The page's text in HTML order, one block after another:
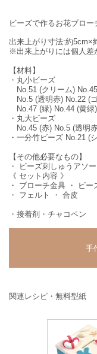
ビーズで作るお花ブロー
出来上がり寸法:約5cm×
※出来上がりには個人差
【材料】
・丸小ビーズ
No.51 (クリーム)
No.5 (透明赤) No.22 (
No.47 (緑) No.44 (黄緑)
・丸大ビーズ
No.45 (赤) No.5 (透明
・一分竹ビーズ No.21 (
【その他必要なもの】
・ ビーズ刺しゅうアソ
《 セット内容 》
・ ブローチ金具 ・ ビー
・ フェルト ・ 合皮
・接着剤・チャコペン
手
関連レシピ・無料型紙